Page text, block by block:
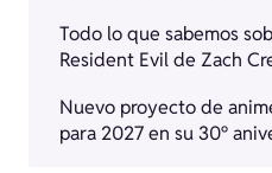
Todo lo que sabemos
Resident Evil de Zach
Nuevo proyecto de
para 2027 en su 30º